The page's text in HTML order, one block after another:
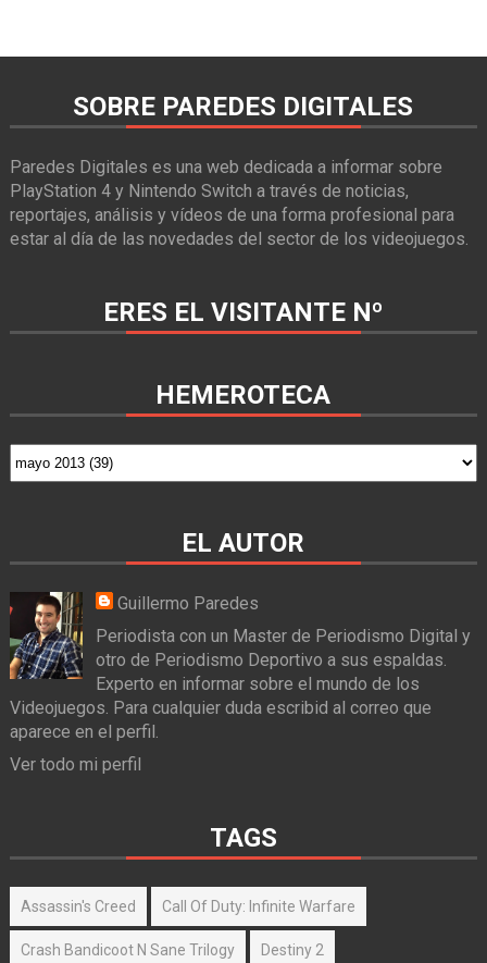
SOBRE PAREDES DIGITALES
Paredes Digitales es una web dedicada a informar sobre
PlayStation 4 y Nintendo Switch a través de noticias,
reportajes, análisis y vídeos de una forma profesional para
estar al día de las novedades del sector de los videojuegos.
ERES EL VISITANTE Nº
HEMEROTECA
EL AUTOR
Guillermo Paredes
Periodista con un Master de Periodismo Digital y
otro de Periodismo Deportivo a sus espaldas.
Experto en informar sobre el mundo de los
Videojuegos. Para cualquier duda escribid al correo que
aparece en el perfil.
Ver todo mi perfil
TAGS
Assassin's Creed Call Of Duty: Infinite Warfare
Crash Bandicoot N Sane Trilogy Destiny 2